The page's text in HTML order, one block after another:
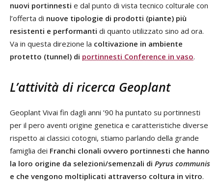
nuovi portinnesti e dal punto di vista tecnico colturale con
l’offerta di nuove tipologie di prodotti (piante) più
resistenti e performanti di quanto utilizzato sino ad ora.
Va in questa direzione la coltivazione in ambiente
protetto (tunnel) di portinnesti Conference in vaso.
L’attività di ricerca Geoplant
Geoplant Vivai fin dagli anni ’90 ha puntato su portinnesti
per il pero aventi origine genetica e caratteristiche diverse
rispetto ai classici cotogni, stiamo parlando della grande
famiglia dei Franchi clonali ovvero portinnesti che hanno
la loro origine da selezioni/semenzali di Pyrus communis
e che vengono moltiplicati attraverso coltura in vitro.